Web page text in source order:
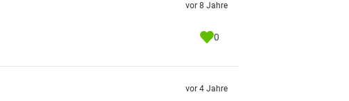
vor 8 Jahre
0
vor 4 Jahre